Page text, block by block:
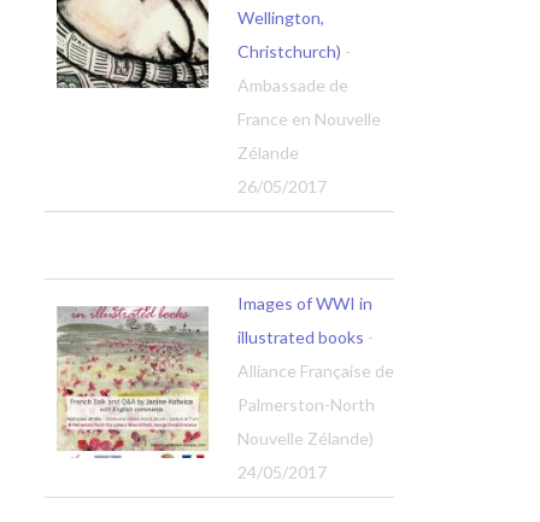
Wellington,
Christchurch) -
Ambassade de
France en Nouvelle
Zélande
26/05/2017
Images of WWI in
illustrated books -
Alliance Française de
Palmerston-North
Nouvelle Zélande)
24/05/2017